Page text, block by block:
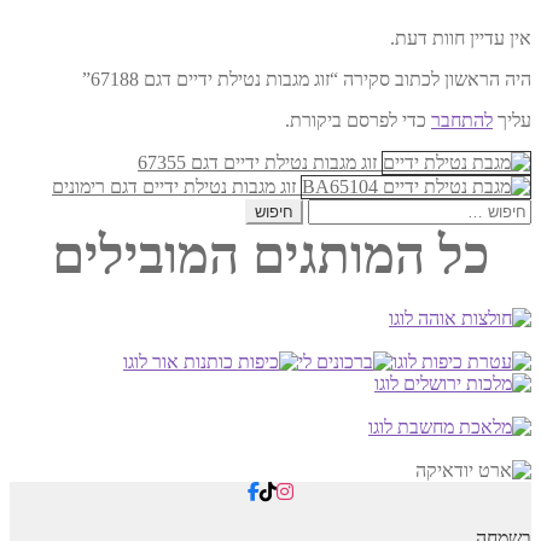
אין עדיין חוות דעת.
היה הראשון לכתוב סקירה “זוג מגבות נטילת ידיים דגם 67188”
עליך להתחבר כדי לפרסם ביקורת.
זוג מגבות נטילת ידיים דגם 67355
זוג מגבות נטילת ידיים דגם רימונים
חיפוש:
כל המותגים המובילים